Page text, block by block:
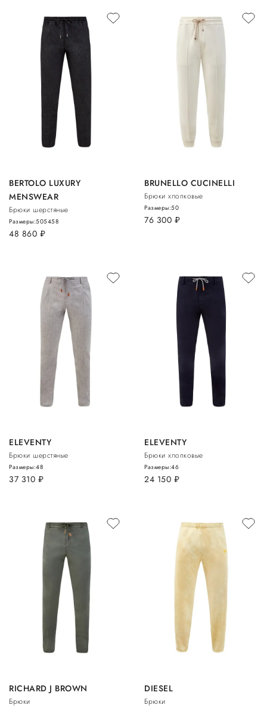
BERTOLO LUXURY
MENSWEAR
Брюки шерстяные
48 860 руб.
Размеры:505458
BRUNELLO CUCINELLI
Брюки хлопковые
76 300 руб.
Размеры:50
ELEVENTY
Брюки шерстяные
37 310 руб.
Размеры:48
ELEVENTY
Брюки хлопковые
24 150 руб.
Размеры:46
RICHARD J BROWN
Брюки
DIESEL
Брюки